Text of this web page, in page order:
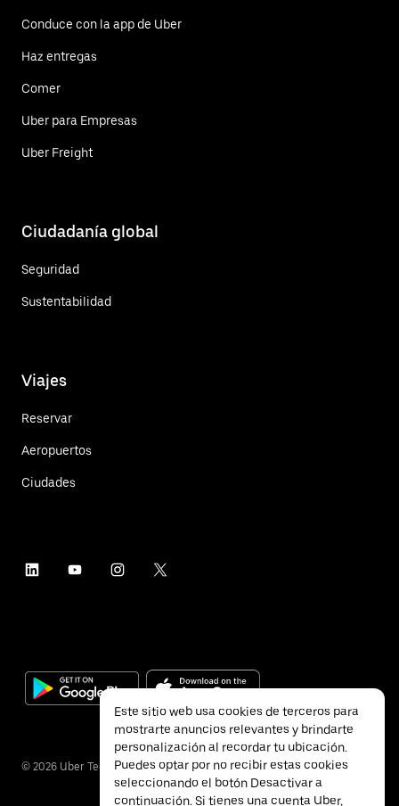
Conduce con la app de Uber
Haz entregas
Comer
Uber para Empresas
Uber Freight
Ciudadanía global
Seguridad
Sustentabilidad
Viajes
Reservar
Aeropuertos
Ciudades
© 2026 Uber Technologies Inc.
Este sitio web usa cookies de terceros para
mostrarte anuncios relevantes y brindarte
personalización al recordar tu ubicación.
Puedes optar por no recibir estas cookies
seleccionando el botón Desactivar a
continuación. Si tienes una cuenta Uber,